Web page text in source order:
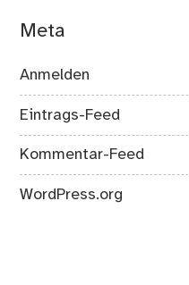
Meta
Anmelden
Eintrags-Feed
Kommentar-Feed
WordPress.org